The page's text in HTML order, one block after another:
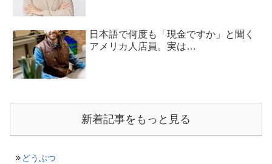
日本語で何度も「現金ですか」と聞く
アメリカ人店員。実は…
新着記事をもっと見る
どうぶつ